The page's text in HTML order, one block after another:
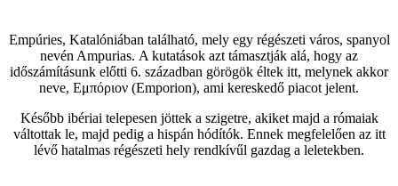
Empúries, Katalóniában található, mely egy régészeti város, spanyol
nevén Ampurias. A kutatások azt támasztják alá, hogy az
időszámításunk előtti 6. században görögök éltek itt, melynek akkor
neve, Eμπόριον (Emporion), ami kereskedő piacot jelent.
Később ibériai telepesen jöttek a szigetre, akiket majd a rómaiak
váltottak le, majd pedig a hispán hódítók. Ennek megfelelően az itt
lévő hatalmas régészeti hely rendkívűl gazdag a leletekben.